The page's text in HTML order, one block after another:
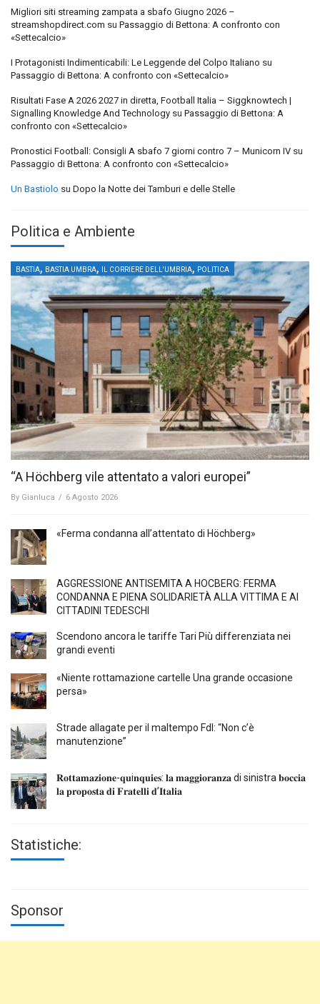
Migliori siti streaming zampata a sbafo Giugno 2026 –
streamshopdirect.com su Passaggio di Bettona: A confronto con
«Settecalcio»
I Protagonisti Indimenticabili: Le Leggende del Colpo Italiano su
Passaggio di Bettona: A confronto con «Settecalcio»
Risultati Fase A 2026 2027 in diretta, Football Italia – Siggknowtech |
Signalling Knowledge And Technology su Passaggio di Bettona: A
confronto con «Settecalcio»
Pronostici Football: Consigli A sbafo 7 giorni contro 7 – Municorn IV su
Passaggio di Bettona: A confronto con «Settecalcio»
Un Bastiolo su Dopo la Notte dei Tamburi e delle Stelle
Politica e Ambiente
BASTIA, BASTIA UMBRA, IL CORRIERE DELL'UMBRIA, POLITICA
“A Höchberg vile attentato a valori europei”
By Gianluca / 6 Agosto 2026
«Ferma condanna all’attentato di Höchberg»
AGGRESSIONE ANTISEMITA A HÖCBERG: FERMA
CONDANNA E PIENA SOLIDARIETÀ ALLA VITTIMA E AI
CITTADINI TEDESCHI
Scendono ancora le tariffe Tari Più differenziata nei
grandi eventi
«Niente rottamazione cartelle Una grande occasione
persa»
Strade allagate per il maltempo FdI: “Non c’è
manutenzione”
𝐑𝐨𝐭𝐭𝐚𝐦𝐚𝐳𝐢𝐨𝐧𝐞-𝐪𝐮i𝐧𝐪𝐮𝐢𝐞𝐬: 𝐥𝐚 𝐦𝐚𝐠𝐠𝐢𝐨𝐫𝐚𝐧𝐳𝐚 di sinistra 𝐛𝐨𝐜𝐜𝐢𝐚
𝐥𝐚 𝐩𝐫𝐨𝐩𝐨𝐬𝐭𝐚 𝐝𝐢 𝐅𝐫𝐚𝐭𝐞𝐥𝐥𝐢 𝐝’𝐈𝐭𝐚𝐥𝐢𝐚
Statistiche:
Sponsor